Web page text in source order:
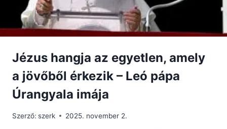
Jézus hangja az egyetlen, amely
a jövőből érkezik – Leó pápa
Úrangyala imája
Szerző: szerk 2025. november 2.